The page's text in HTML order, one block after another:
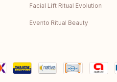
Facial Lift Ritual Evolution
Evento Ritual Beauty